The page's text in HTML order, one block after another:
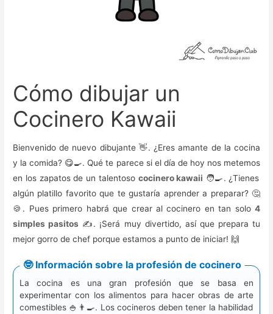
Cómo dibujar un
Cocinero Kawaii
Bienvenido de nuevo dibujante 👋. ¿Eres amante de la cocina
y la comida? 😋🍳. Qué te parece si el día de hoy nos metemos
en los zapatos de un talentoso cocinero kawaii 🧑‍🍳. ¿Tienes
algún platillo favorito que te gustaría aprender a preparar? 🤔
🍪. Pues primero habrá que crear al cocinero en tan solo 4
simples pasitos ✍️. ¡Será muy divertido, así que prepara tu
mejor gorro de chef porque estamos a punto de iniciar! 🙌
🤓 Información sobre la profesión de cocinero
La cocina es una gran profesión que se basa en
experimentar con los alimentos para hacer obras de arte
comestibles 🍚👨‍🍳. Los cocineros deben tener la habilidad